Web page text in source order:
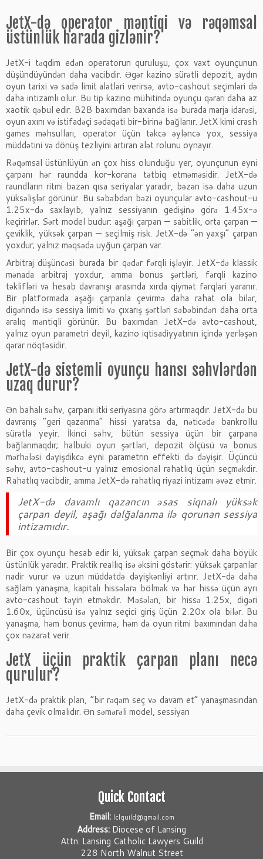
JetX-də operator məntiqi və rəqəmsal
üstünlük harada gizlənir?
JetX-i təqdim edən operatorun quruluşu, çox vaxt oyunçunun
düşündüyündən daha vacibdir. Əgər kazino sürətli depozit, aydın
oyun tarixi və sadə limit alətləri verirsə, avto-cashout seçimləri də
daha intizamlı olur. Bu tip kazino mühitində oyunçu qərarı daha az
xaotik qəbul edir. B2B baxımdan baxanda isə burada marja idarəsi,
oyun axını və istifadəçi sədaqəti bir-birinə bağlanır. JetX kimi crash
games məhsulları, operator üçün təkcə əyləncə yox, sessiya
müddətini və dönüş tezliyini artıran alət rolunu oynayır.
Rəqəmsal üstünlüyün ən çox hiss olunduğu yer, oyunçunun eyni
çarpanı hər raundda kor-koranə tətbiq etməməsidir. JetX-də
raundların ritmi bəzən qısa seriyalar yaradır, bəzən isə daha uzun
yüksəlişlər görünür. Bu səbəbdən bəzi oyunçular avto-cashout-u
1.25x-də saxlayıb, yalnız sessiyanın gedişinə görə 1.45x-ə
keçirirlər. Sərt model budur: aşağı çarpan — sabitlik, orta çarpan —
çeviklik, yüksək çarpan — seçilmiş risk. JetX-də “ən yaxşı” çarpan
yoxdur; yalnız məqsədə uyğun çarpan var.
Arbitraj düşüncəsi burada bir qədər fərqli işləyir. JetX-də klassik
mənada arbitraj yoxdur, amma bonus şərtləri, fərqli kazino
təklifləri və hesab davranışı arasında xırda qiymət fərqləri yaranır.
Bir platformada aşağı çarpanla çevirmə daha rahat ola bilər,
digərində isə sessiya limiti və çıxarış şərtləri səbəbindən daha orta
aralıq məntiqli görünür. Bu baxımdan JetX-də avto-cashout,
yalnız oyun parametri deyil, kazino iqtisadiyyatının içində yerləşən
qərar nöqtəsidir.
JetX-də sistemli oyunçu hansı səhvlərdən
uzaq durur?
Ən bahalı səhv, çarpanı itki seriyasına görə artırmaqdır. JetX-də bu
davranış “geri qazanma” hissi yaratsa da, nəticədə bankrollu
sürətlə yeyir. İkinci səhv, bütün sessiya üçün bir çarpana
bağlanmaqdır; halbuki oyun şərtləri, depozit ölçüsü və bonus
mərhələsi dəyişdikcə eyni parametrin effekti də dəyişir. Üçüncü
səhv, avto-cashout-u yalnız emosional rahatlıq üçün seçməkdir.
Rahatlıq vacibdir, amma JetX-də rahatlıq riyazi intizamı əvəz etmir.
JetX-də davamlı qazancın əsas siqnalı yüksək
çarpan deyil, aşağı dalğalanma ilə qorunan sessiya
intizamıdır.
Bir çox oyunçu hesab edir ki, yüksək çarpan seçmək daha böyük
üstünlük yaradır. Praktik reallıq isə əksini göstərir: yüksək çarpanlar
nadir vurur və uzun müddətdə dəyişkənliyi artırır. JetX-də daha
sağlam yanaşma, kapitalı hissələrə bölmək və hər hissə üçün ayrı
avto-cashout təyin etməkdir. Məsələn, bir hissə 1.25x, digəri
1.60x, üçüncüsü isə yalnız seçici giriş üçün 2.20x ola bilər. Bu
yanaşma, həm bonus çevirmə, həm də oyun ritmi baxımından daha
çox nəzarət verir.
JetX üçün praktik çarpan planı necə
qurulur?
JetX-də praktik plan, “bir rəqəm seç və davam et” yanaşmasından
daha çevik olmalıdır. Ən səmərəli model, sessiyan
Quick Contact
Email: lclguild@gmail.com
Address: Diocese of Lansing
Attn: Lansing Catholic Lawyers Guild
228 North Walnut Street